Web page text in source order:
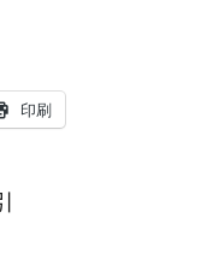
印刷